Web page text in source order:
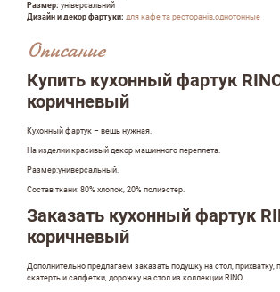
Размер: універсальний
Дизайн и декор фартуки: для кафе та ресторанів,однотонные
Описание
Купить кухонный фартук
коричневый
Кухонный фартук – вещь нужная.
На изделии красивый декор машинного переплета.
Размер:универсальный.
Состав ткани: 80% хлопок, 20% полиэстер.
Заказать кухонный фартук
коричневый
Дополнительно предлагаем заказать подушку на стол, прихватку,
скатерть и салфетки, дорожку на стол из коллекции RINO.